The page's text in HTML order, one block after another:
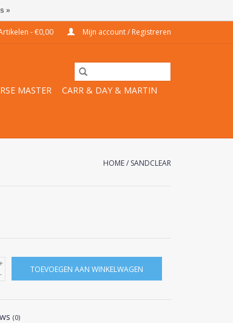
- €0,00 Mijn account / Registreren
MASTER
CARR & DAY & MARTIN
HOME/ SANDCLEAR
-
TOEVOEGEN AAN WINKELWAGEN
(0)
»